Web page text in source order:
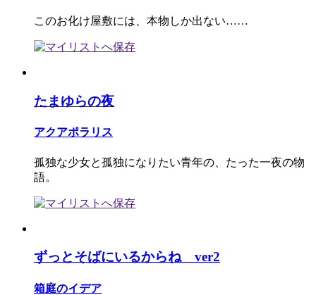
このお化け屋敷には、本物しか出ない……
たまゆらの夜
アクアポラリス
孤独な少女と孤独になりたい青年の、たった一夜の物
語。
ずっとそばにいるからね ver2
箱庭のイデア